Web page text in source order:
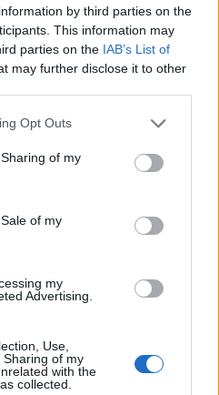
by third parties on the
This information may
parties on the IAB’s List of
may further disclose it to other
app uses one or more Google
behaviour. You may click to
and its third-party tags to
purposes in below Google
Opt Outs
of my
of my
my
Advertising.
Use,
of my
with the
collected.
Diturco